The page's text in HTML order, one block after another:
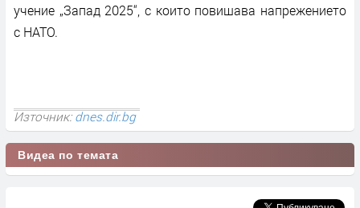
учение „Запад 2025“, с които повишава напрежението
с НАТО.
Източник:dnes.dir.bg
Видеа по темата